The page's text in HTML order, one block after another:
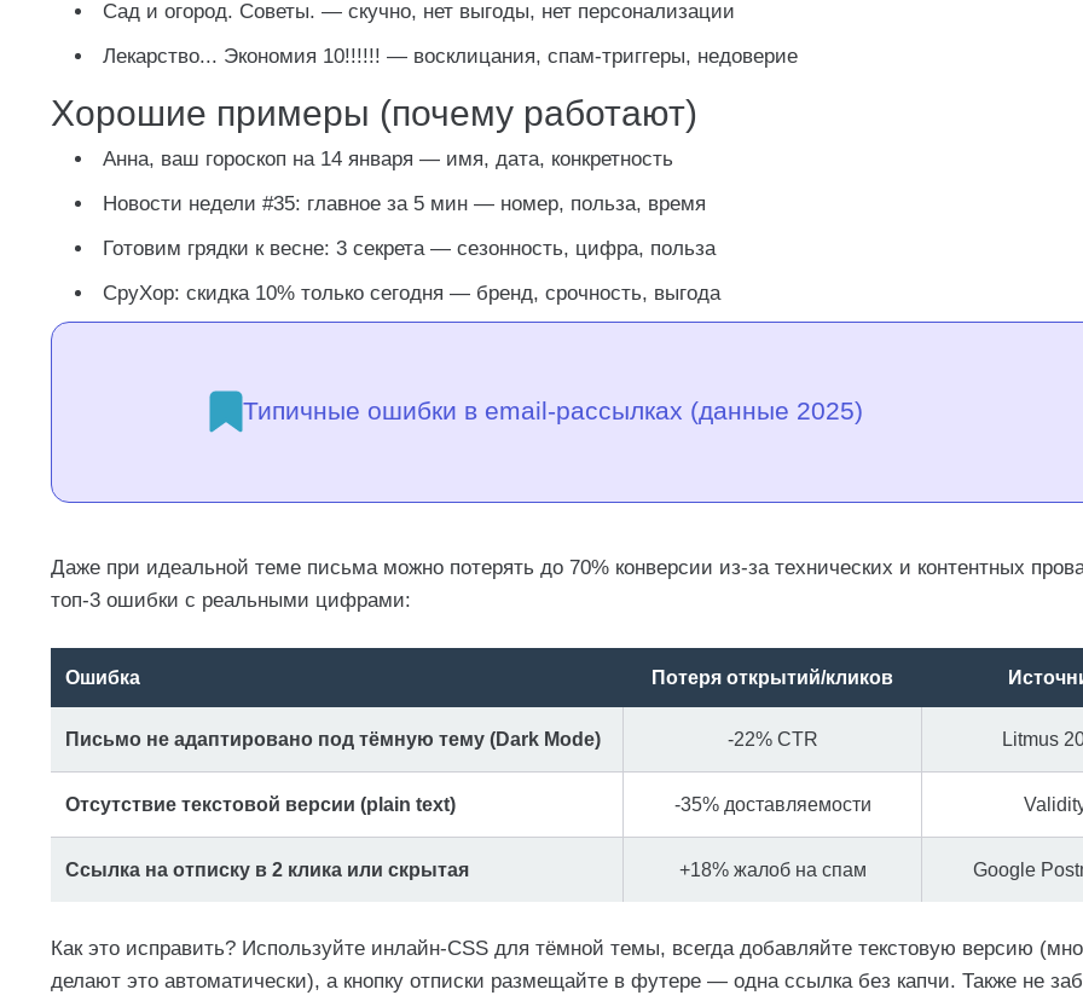
Сад и огород. Советы. — скучно, нет выгоды, нет персонализации
Лекарство... Экономия 10!!!!!! — восклицания, спам-триггеры, недоверие
Хорошие примеры (почему работают)
Анна, ваш гороскоп на 14 января — имя, дата, конкретность
Новости недели #35: главное за 5 мин — номер, польза, время
Готовим грядки к весне: 3 секрета— сезонность, цифра, польза
СруХор: скидка 10% только сегодня — бренд, срочность, выгода
Типичные ошибки в email-рассылках (данные 2025)
Даже при идеальной теме письма можно потерять до 70% конверсии из-за технических и контентных
топ-3 ошибки с реальными цифрами:
Ошибка Потеря открытий/кликов
Письмо не адаптировано под тёмную тему (Dark Mode) -22% CTR Litmus
Отсутствие текстовой версии (plain text) -35% доставляемости
Ссылка на отписку в 2 клика или скрытая +18% жалоб на спам Google
Как это исправить? Используйте инлайн-CSS для тёмной темы, всегда добавляйте текстовую версию
делают это автоматически), а кнопку отписки размещайте в футере — одна ссылка без капчи. Также не